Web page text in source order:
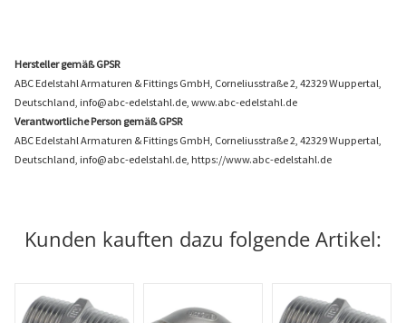
Hersteller gemäß GPSR
ABC Edelstahl Armaturen & Fittings GmbH, Corneliusstraße 2, 42329 Wuppertal,
Deutschland, info@abc-edelstahl.de, www.abc-edelstahl.de
Verantwortliche Person gemäß GPSR
ABC Edelstahl Armaturen & Fittings GmbH, Corneliusstraße 2, 42329 Wuppertal,
Deutschland, info@abc-edelstahl.de, https://www.abc-edelstahl.de
Kunden kauften dazu folgende Artikel: